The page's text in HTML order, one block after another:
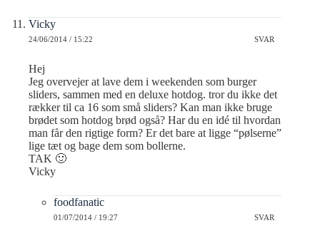
Vicky
24/06/2014 / 15:22 SVAR
Hej
Jeg overvejer at lave dem i weekenden som burger
sliders, sammen med en deluxe hotdog. tror du ikke det
rækker til ca 16 som små sliders? Kan man ikke bruge
brødet som hotdog brød også? Har du en idé til hvordan
man får den rigtige form? Er det bare at ligge “pølserne”
lige tæt og bage dem som bollerne.
TAK 🙂
Vicky
foodfanatic
01/07/2014 / 19:27 SVAR